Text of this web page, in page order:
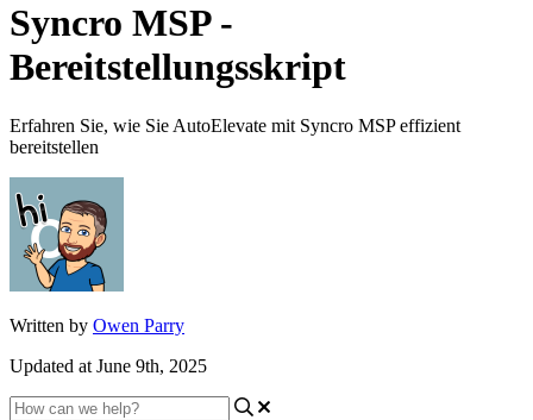
Syncro MSP -
Bereitstellungsskript
Erfahren Sie, wie Sie AutoElevate mit Syncro MSP effizient
bereitstellen
Written by Owen Parry
Updated at June 9th, 2025